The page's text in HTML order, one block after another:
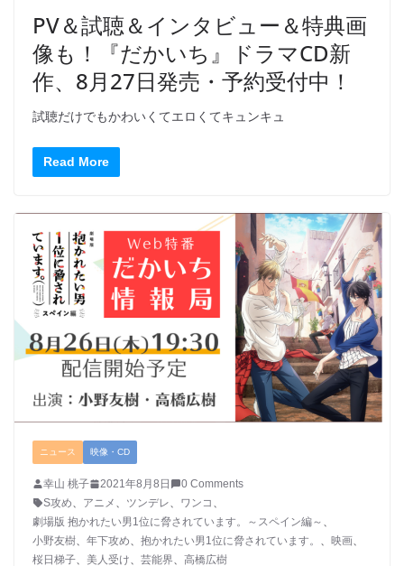
PV＆試聴＆インタビュー＆特典画
像も！『だかいち』ドラマCD新
作、8月27日発売・予約受付中！
試聴だけでもかわいくてエロくてキュンキュ
Read More
ニュース 映像・CD
幸山 桃子 2021年8月8日
0 Comments
S攻め
アニメ ツンデレ ワンコ
劇場版 抱かれたい男1位に脅されています。～スペイン編～
小野友樹
年下攻め 抱かれたい男1位に脅されています。 映画
桜日梯子
美人受け 芸能界 高橋広樹